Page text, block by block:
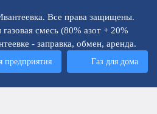
Все права защищены.
смесь (80% азот + 20%
- заправка, обмен, аренда.
предприятия Газ для дома